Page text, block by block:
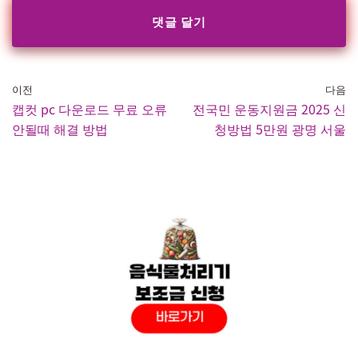
이전
캡컷 pc 다운로드 무료 오류
안될때 해결 방법
다음
전국민 운동지원금 2025 신
청방법 5만원 광명 서울